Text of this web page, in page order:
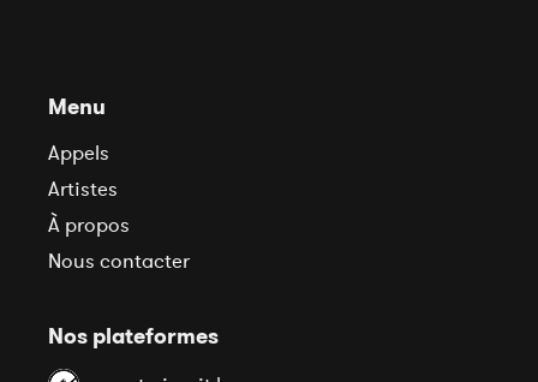
Menu
Appels
Artistes
À propos
Nous contacter
Nos plateformes